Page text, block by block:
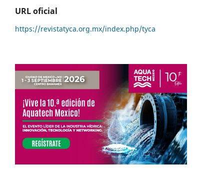
URL oficial
https://revistatyca.org.mx/index.php/tyca